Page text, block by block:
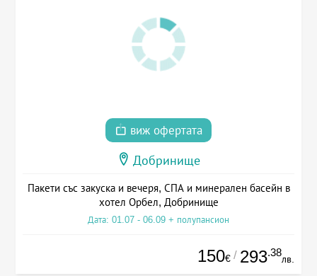
виж офертата
Добринище
Пакети със закуска и вечеря, СПА и минерален басейн в
хотел Орбел, Добринище
Дата: 01.07 - 06.09 + полупансион
150€ / 293.38
лв.